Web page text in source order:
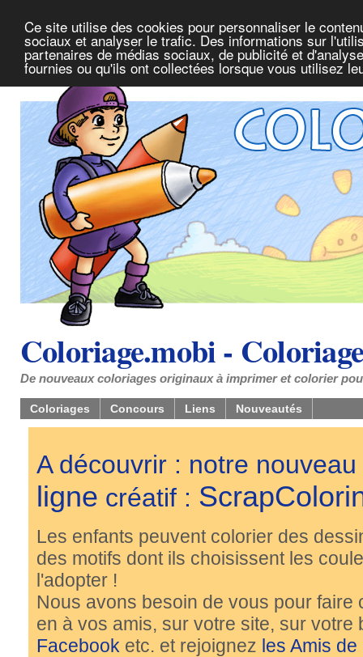
Ce site utilise des cookies pour personnaliser le
sociaux et analyser le trafic. Des informations sur
partenaires de médias sociaux, de publicité et
fournies ou qu'ils ont collectées lorsque vous utilisez
Coloriage.mobi -
De nouveaux coloriages originaux à imprimer et colorier
Coloriages Concours Liens Nouveautés
A découvrir : notre
ligne créatif :
Les enfants peuvent colorier des
des motifs dont ils choisissent les
l'adopter !
Nous avons besoin de vous pour
en à vos amis, sur votre site, sur
Facebook etc. et rejoignez les Amis